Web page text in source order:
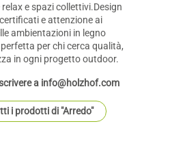
e spazi collettivi.Design
e attenzione ai
ambientazioni in legno
per chi cerca qualità,
in ogni progetto outdoor.
a info@holzhof.com
i prodotti di "Arredo"